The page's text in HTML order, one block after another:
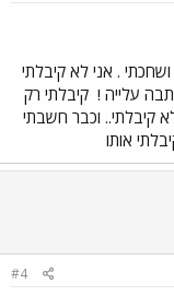
. אני לא קיבלתי
עלייה ! קיבלתי רק
מספר 818 ואת 820 את 819 לא קיבלתי.. וכבר חשבתי
אותו
#4